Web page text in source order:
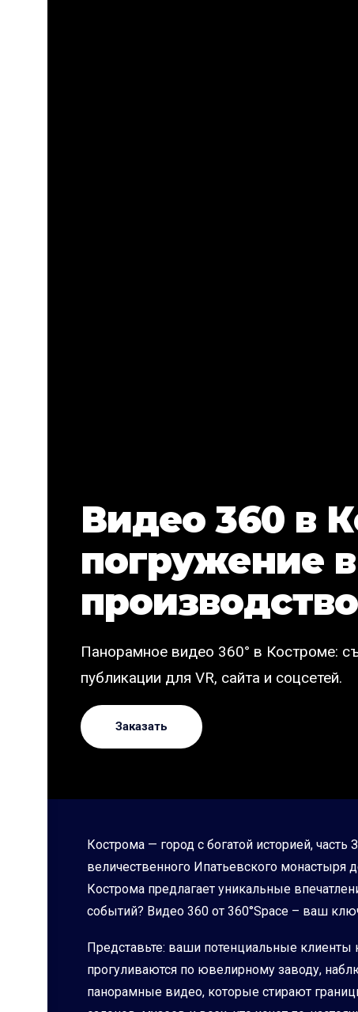
Видео 360 в
погружение
производство
Панорамное видео 360° в Костроме:
публикации для VR, сайта и соцсетей.
Заказать
Кострома — город с богатой историей,
величественного Ипатьевского монастыря
Кострома предлагает уникальные
событий? Видео 360 от 360°Space – ваш
Представьте: ваши потенциальные
прогуливаются по ювелирному заводу,
панорамные видео, которые стирают